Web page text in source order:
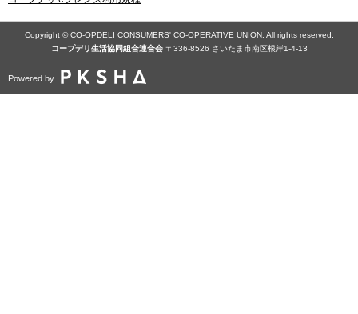
Copyright © CO-OPDELI CONSUMERS' CO-OPERATIVE UNION. All rights reserved.
コープデリ⽣活協同組合連合会〒336-8526 さいたま市南区根岸1-4-13
Powered by